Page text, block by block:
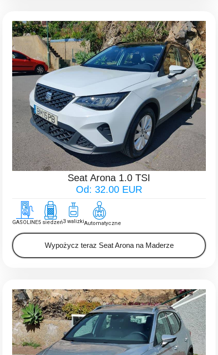
Seat Arona 1.0 TSI
Od: 32.00 EUR
GASOLINE5 siedzeń3 walizkiAutomatyczne
Wypożycz teraz Seat Arona na Maderze